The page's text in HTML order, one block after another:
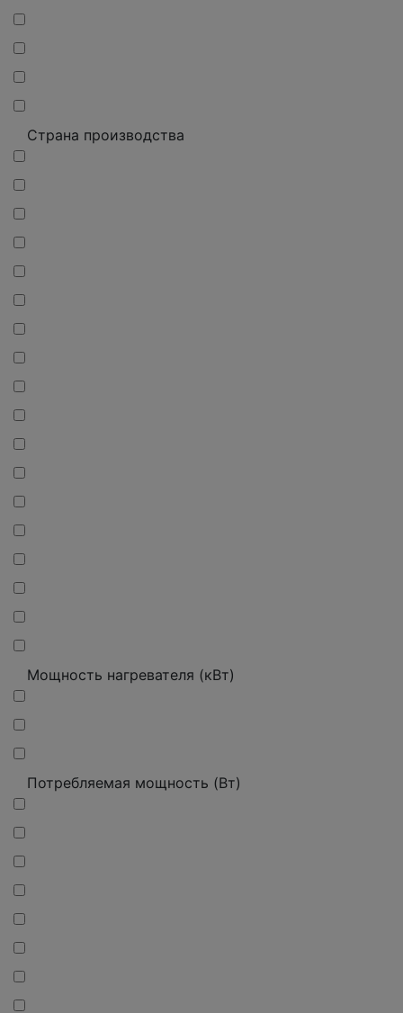
Страна производства
Мощность нагревателя (кВт)
Потребляемая мощность (Вт)